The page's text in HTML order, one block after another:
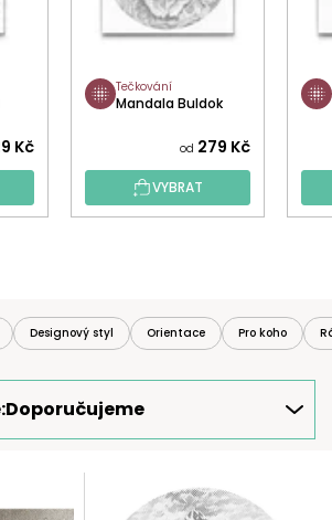
Kč
Tečkování
Mandala Buldok
od 279 Kč
VYBRAT
Designový styl Orientace Pro koho
Doporučujeme